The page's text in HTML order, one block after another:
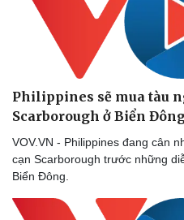
Philippines sẽ mua tàu
Scarborough ở Biển
VOV.VN - Philippines đang cân
cạn Scarborough trước những
Biển Đông.